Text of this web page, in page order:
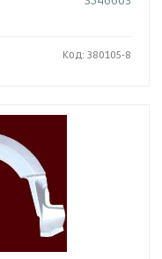
Код: 380105-8